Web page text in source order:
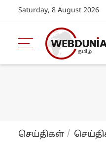
Saturday, 8 August 2026
செய்திகள்